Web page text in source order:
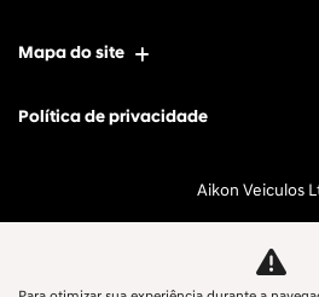
Mapa do site
Política de privacidade
Aikon Veiculos